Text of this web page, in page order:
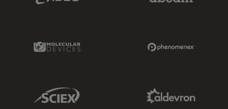
Molecular Devices Link
Sciex Link